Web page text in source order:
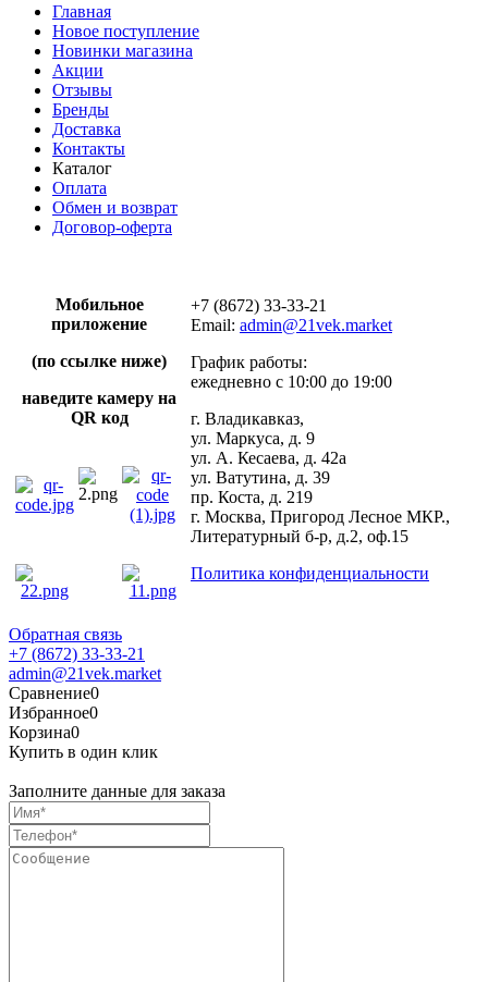
Главная
Новое поступление
Новинки магазина
Акции
Отзывы
Бренды
Доставка
Контакты
Каталог
Оплата
Обмен и возврат
Договор-оферта
Мобильное
приложение
(по ссылке ниже)
наведите камеру на
QR код
+7 (8672) 33-33-21
Email: admin@21vek.market
График работы:
ежедневно с 10:00 до 19:00
г. Владикавказ,
ул. Маркуса, д. 9
ул. А. Кесаева, д. 42а
ул. Ватутина, д. 39
пр. Коста, д. 219
г. Москва, Пригород Лесное МКР.,
Литературный б-р, д.2, оф.15
Политика конфиденциальности
Обратная связь
+7 (8672) 33-33-21
admin@21vek.market
Сравнение0
Избранное0
Корзина0
Купить в один клик
Заполните данные для заказа